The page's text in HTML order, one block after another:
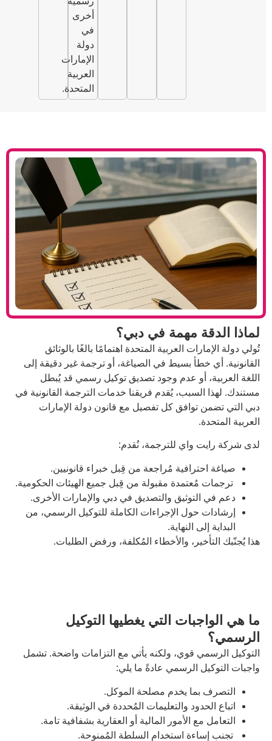
مهمة في دبي؟
العربية المتحدة اهتمامًا بالغًا بالوثائق
بسيط في الصياغة، أو ترجمة غير دقيقة إلى
أو عدم وجود تصديق توكيل رسمي قد يُبطل
يُقدم فريقنا خدمات الترجمة القانونية في
كل تفصيل مع قانون دولة الإمارات
للترجمة، نُقدم:
مُراجعة من قِبل خبراء قانونيين.
مقبولة من قِبل جميع الهيئات الحكومية.
والتصديق في دبي والإمارات الأخرى.
الإجراءات الكاملة للتوكيل الرسمي، من
والأخطاء المُكلفة، ورفض الطلبات.
التي يغطيها التوكيل
قوي، ولكنه يأتي مع التزامات واضحة. تشمل
الرسمي عادةً ما يلي:
يخدم مصلحة الموكل.
والتعليمات المُحددة في الوثيقة.
الأمور المالية أو العقارية بشفافية تامة.
استخدام السلطة المُمنوحة.